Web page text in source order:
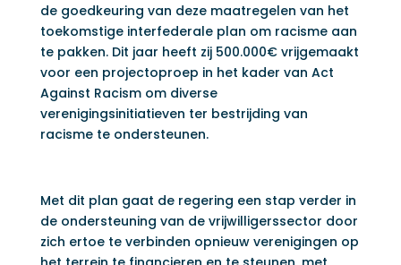
de goedkeuring van deze maatregelen van het
toekomstige interfederale plan om racisme aan
te pakken. Dit jaar heeft zij 500.000€ vrijgemaakt
voor een projectoproep in het kader van Act
Against Racism om diverse
verenigingsinitiatieven ter bestrijding van
racisme te ondersteunen.
Met dit plan gaat de regering een stap verder in
de ondersteuning van de vrijwilligerssector door
zich ertoe te verbinden opnieuw verenigingen op